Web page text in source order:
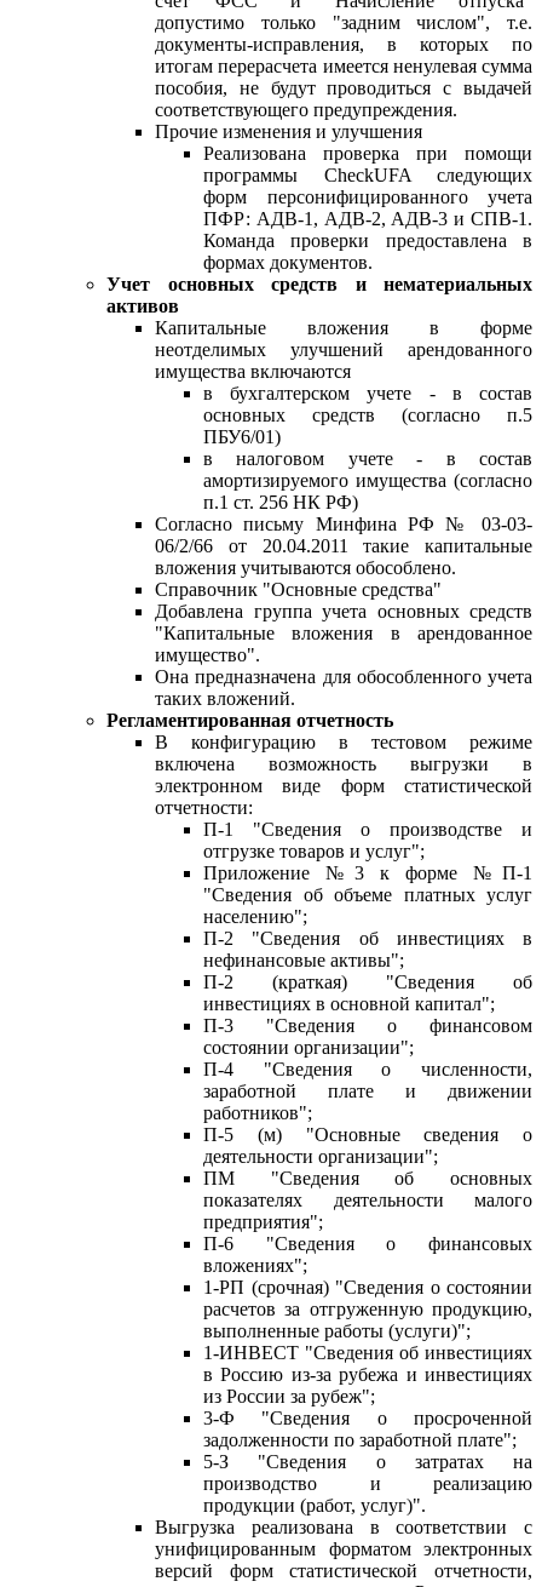
допустимо только "задним числом", т.е.
документы-исправления, в которых по
итогам перерасчета имеется ненулевая сумма
пособия, не будут проводиться с выдачей
соответствующего предупреждения.
Прочие изменения и улучшения
Реализована проверка при помощи
программы CheckUFA следующих
форм персонифицированного учета
ПФР: АДВ-1, АДВ-2, АДВ-3 и СПВ-1.
Команда проверки предоставлена в
формах документов.
Учет основных средств и нематериальных
активов
Капитальные вложения в форме
неотделимых улучшений арендованного
имущества включаются
в бухгалтерском учете - в состав
основных средств (согласно п.5
ПБУ6/01)
в налоговом учете - в состав
амортизируемого имущества (согласно
п.1 ст. 256 НК РФ)
Согласно письму Минфина РФ № 03-03-
06/2/66 от 20.04.2011 такие капитальные
вложения учитываются обособлено.
Справочник "Основные средства"
Добавлена группа учета основных средств
"Капитальные вложения в арендованное
имущество".
Она предназначена для обособленного учета
таких вложений.
Регламентированная отчетность
В конфигурацию в тестовом режиме
включена возможность выгрузки в
электронном виде форм статистической
отчетности:
П-1 "Сведения о производстве и
отгрузке товаров и услуг";
Приложение №3 к форме №П-1
"Сведения об объеме платных услуг
населению";
П-2 "Сведения об инвестициях в
нефинансовые активы";
П-2 (краткая) "Сведения об
инвестициях в основной капитал";
П-3 "Сведения о финансовом
состоянии организации";
П-4 "Сведения о численности,
заработной плате и движении
работников";
П-5 (м) "Основные сведения о
деятельности организации";
ПМ "Сведения об основных
показателях деятельности малого
предприятия";
П-6 "Сведения о финансовых
вложениях";
1-РП (срочная) "Сведения о состоянии
расчетов за отгруженную продукцию,
выполненные работы (услуги)";
1-ИНВЕСТ "Сведения об инвестициях
в Россию из-за рубежа и инвестициях
из России за рубеж";
3-Ф "Сведения о просроченной
задолженности по заработной плате";
5-З "Сведения о затратах на
производство и реализацию
продукции (работ, услуг)".
Выгрузка реализована в соответствии с
унифицированным форматом электронных
версий форм статистической отчетности,